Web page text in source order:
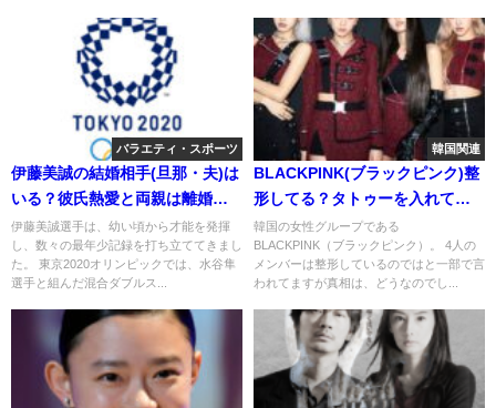
バラエティ・スポーツ
伊藤美誠の結婚相手(旦那・夫)は
いる？彼氏熱愛と両親は離婚し
ていて、高校・大学は？
伊藤美誠選手は、幼い頃から才能を発揮
し、数々の最年少記録を打ち立ててきまし
た。 東京2020オリンピックでは、水谷隼
選手と組んだ混合ダブルス...
韓国関連
BLACKPINK(ブラックピンク)整
形してる？タトゥーを入れてる
メンバーは誰？
韓国の女性グループである
BLACKPINK（ブラックピンク）。 4人の
メンバーは整形しているのではと一部で言
われてますが真相は、どうなのでし...